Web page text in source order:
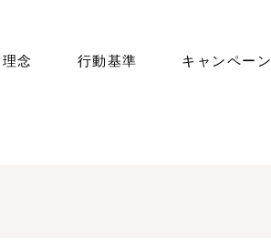
理念 行動基準 キャンペーン